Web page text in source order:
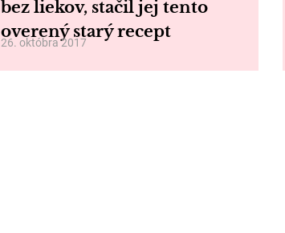
bez liekov, stačil jej tento
overený starý recept
26. októbra 2017